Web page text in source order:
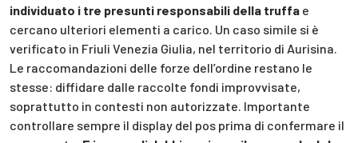
individuato i tre presunti responsabili della truffa e
cercano ulteriori elementi a carico. Un caso simile si è
verificato in Friuli Venezia Giulia, nel territorio di Aurisina.
Le raccomandazioni delle forze dell’ordine restano le
stesse: diffidare dalle raccolte fondi improvvisate,
soprattutto in contesti non autorizzate. Importante
controllare sempre il display del pos prima di confermare il